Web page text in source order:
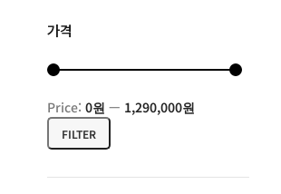
가격
FILTER
Price: 0원 — 1,290,000원